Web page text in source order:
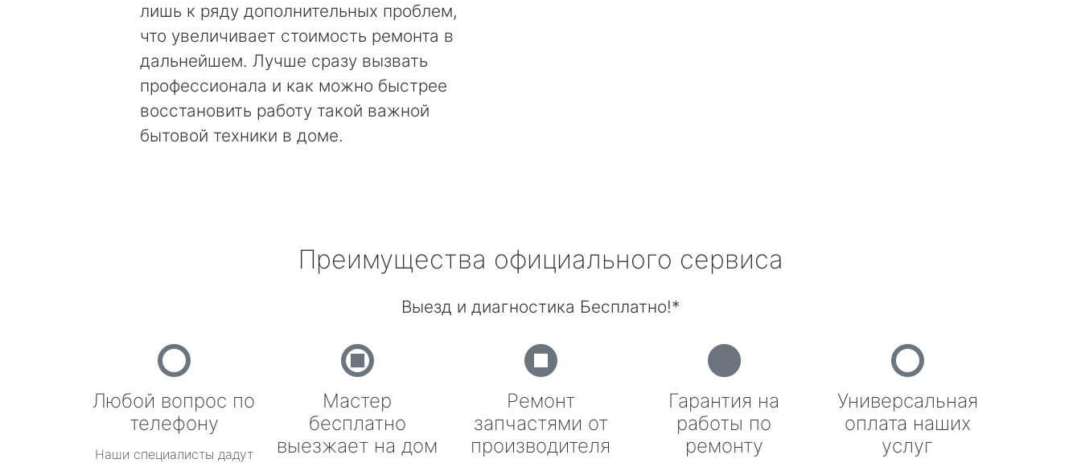
лишь к ряду дополнительных проблем,
что увеличивает стоимость ремонта в
дальнейшем. Лучше сразу вызвать
профессионала и как можно быстрее
восстановить работу такой важной
бытовой техники в доме.
Преимущества официального сервиса
Выезд и диагностика Бесплатно!*
Любой вопрос по
телефону
Наши специалисты дадут
Мастер
бесплатно
выезжает на дом
Ремонт
запчастями от
производителя
Гарантия на
работы по
ремонту
Универсальная
оплата наших
услуг